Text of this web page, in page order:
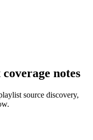
notes
source discovery,